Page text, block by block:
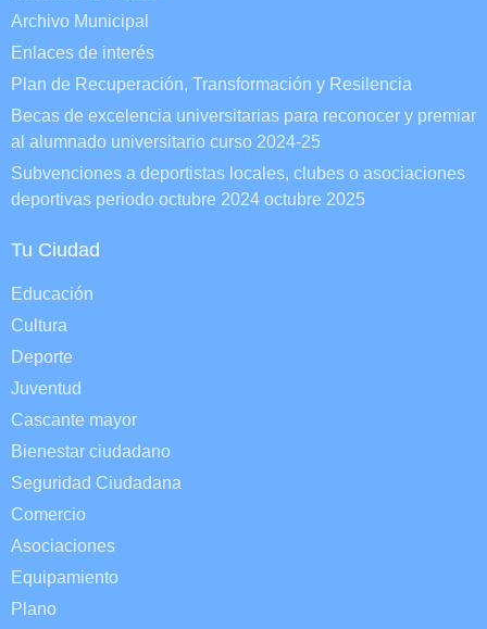
Archivo Municipal
Enlaces de interés
Plan de Recuperación, Transformación y Resilencia
Becas de excelencia universitarias para reconocer y premiar
al alumnado universitario curso 2024-25
Subvenciones a deportistas locales, clubes o asociaciones
deportivas periodo octubre 2024 octubre 2025
Tu Ciudad
Educación
Cultura
Deporte
Juventud
Cascante mayor
Bienestar ciudadano
Seguridad Ciudadana
Comercio
Asociaciones
Equipamiento
Plano